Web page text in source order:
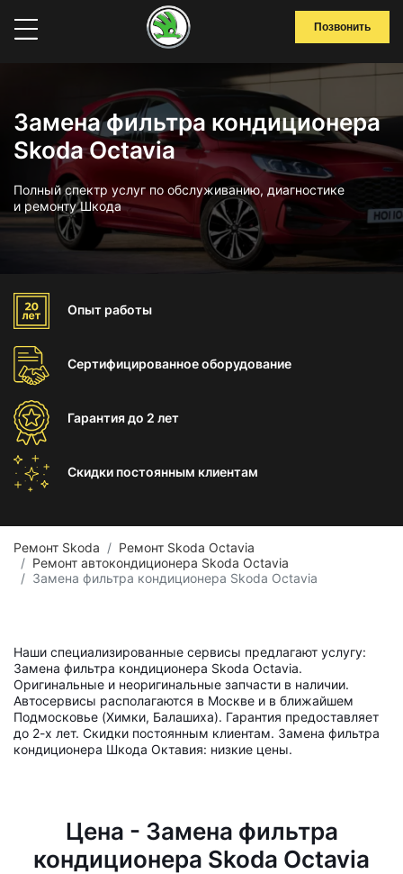
Позвонить
Замена фильтра кондиционера
Skoda Octavia
Полный спектр услуг по обслуживанию, диагностике
и ремонту Шкода
Опыт работы
Сертифицированноеоборудование
Гарантиядо 2 лет
Скидки постоянным клиентам
Ремонт Skoda
Ремонт Skoda Octavia
Ремонт автокондиционера Skoda Octavia
Замена фильтра кондиционера Skoda Octavia
Наши специализированные сервисы предлагают услугу:
Замена фильтра кондиционера Skoda Octavia.
Оригинальные и неоригинальные запчасти в наличии.
Автосервисы располагаются в Москве и в ближайшем
Подмосковье (Химки, Балашиха). Гарантия предоставляет
до 2-х лет. Скидки постоянным клиентам. Замена фильтра
кондиционера Шкода Октавия: низкие цены.
Цена - Замена фильтра
кондиционера Skoda Octavia